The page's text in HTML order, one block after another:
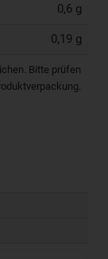
0,6 g
0,19 g
Bitte prüfen